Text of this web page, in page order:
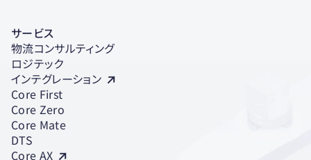
サービス
物流コンサルティング
ロジテック
インテグレーション
Core First
Core Zero
Core Mate
DTS
Core AX